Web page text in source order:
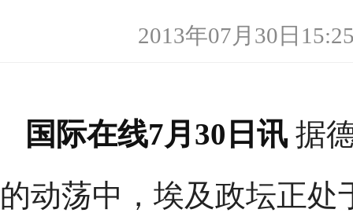
2013年07月30日
国际在线7月30日讯 据
的动荡中，埃及政坛正